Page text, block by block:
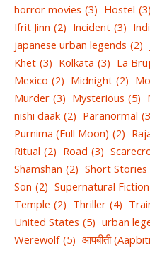
horror movies (3) Hostel (3)
Ifrit Jinn (2) Incident (3)
japanese urban legends (2)
Khet (3) Kolkata (3) La
Mexico (2) Midnight (2)
Murder (3) Mysterious (5)
nishi daak (2) Paranormal
Purnima (Full Moon) (2)
Ritual (2) Road (3)
Shamshan (2) Short Stories
Son (2) Supernatural Fiction
Temple (2) Thriller (4)
United States (5) urban
Werewolf (5) आपबीती